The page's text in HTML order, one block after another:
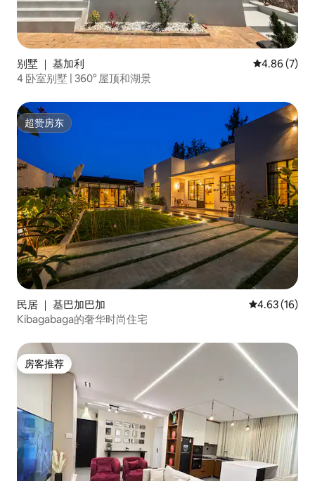
别墅 ｜ 基加利 平均评分
4.86 (7)
4 卧室别墅 | 360° 屋顶和湖景
超赞房东
超赞房东
民居 ｜ 基巴加巴加 平均评分
4.63 (16)
Kibagabaga的奢华时尚住宅
房客推荐
房客推荐